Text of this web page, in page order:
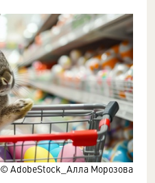
© AdobeStock_Алла Морозова